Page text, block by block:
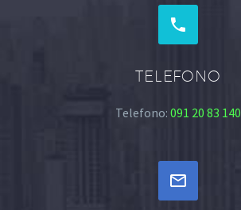


TELEFONO
Telefono: 091 20 83 140

